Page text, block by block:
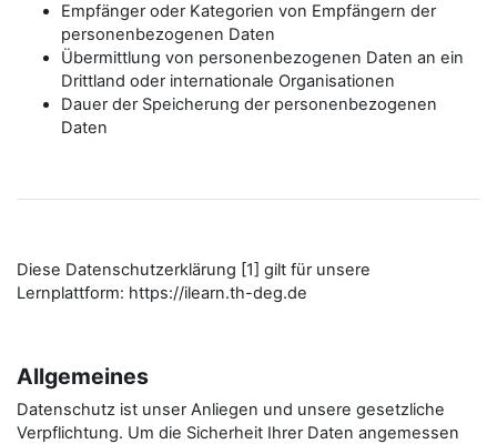
Empfänger oder Kategorien von Empfängern der
personenbezogenen Daten
Übermittlung von personenbezogenen Daten an ein
Drittland oder internationale Organisationen
Dauer der Speicherung der personenbezogenen
Daten
Diese Datenschutzerklärung [1] gilt für unsere
Lernplattform: https://ilearn.th-deg.de
Allgemeines
Datenschutz ist unser Anliegen und unsere gesetzliche
Verpflichtung. Um die Sicherheit Ihrer Daten angemessen